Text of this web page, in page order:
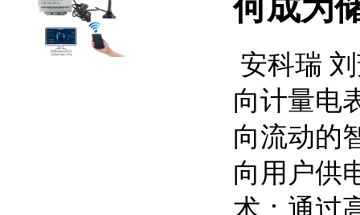
何成为
安科瑞
向计量电
向流动的
向用户供
术：通过